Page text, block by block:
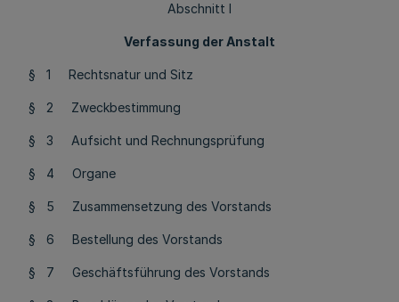
Abschnitt I
Verfassung der Anstalt
§ 1 Rechtsnatur und Sitz
§ 2 Zweckbestimmung
§ 3 Aufsicht und Rechnungsprüfung
§ 4 Organe
§ 5 Zusammensetzung des Vorstands
§ 6 Bestellung des Vorstands
§ 7 Geschäftsführung des Vorstands